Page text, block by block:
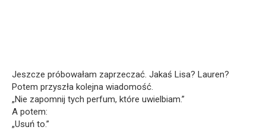
Jeszcze próbowałam zaprzeczać. Jakaś Lisa? Lauren?
Potem przyszła kolejna wiadomość.
„Nie zapomnij tych perfum, które uwielbiam.”
A potem:
„Usuń to.”